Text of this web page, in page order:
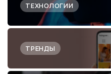
ТЕХНОЛОГИИ
ТРЕНДЫ